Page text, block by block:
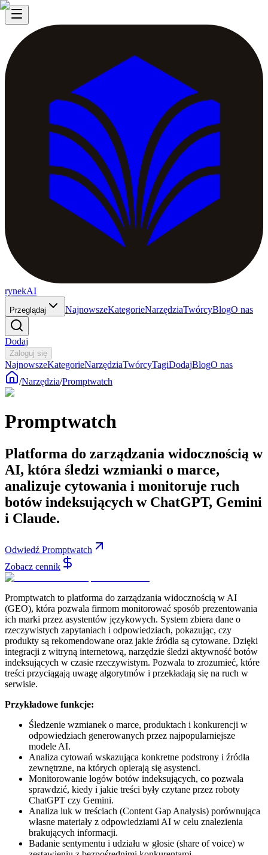
rynekAI
Przeglądaj NajnowszeKategorieNarzędziaTwórcyBlogO nas
Dodaj
Zaloguj się
NajnowszeKategorieNarzędziaTwórcyTagiDodajBlogO nas
/Narzędzia/Promptwatch
Promptwatch
Platforma do zarządzania widocznością w
AI, która śledzi wzmianki o marce,
analizuje cytowania i monitoruje ruch
botów indeksujących w ChatGPT, Gemini
i Claude.
Odwiedź Promptwatch
Zobacz cennik
Promptwatch to platforma do zarządzania widocznością w AI
(GEO), która pozwala firmom monitorować sposób prezentowania
ich marki przez asystentów językowych. System zbiera dane o
rzeczywistych zapytaniach i odpowiedziach, pokazując, czy
produkty są rekomendowane oraz jakie źródła są cytowane. Dzięki
integracji z witryną internetową, narzędzie śledzi aktywność botów
indeksujących w czasie rzeczywistym. Pozwala to zrozumieć, które
treści przyciągają uwagę algorytmów i przekładają się na ruch w
serwisie.
Przykładowe funkcje:
Śledzenie wzmianek o marce, produktach i konkurencji w
odpowiedziach generowanych przez najpopularniejsze
modele AI.
Analiza cytowań wskazująca konkretne podstrony i źródła
zewnętrzne, na których opierają się asystenci.
Monitorowanie logów botów indeksujących, co pozwala
sprawdzić, kiedy i jakie treści były czytane przez roboty
ChatGPT czy Gemini.
Analiza luk w treściach (Content Gap Analysis) porównująca
własne materiały z odpowiedziami AI w celu znalezienia
brakujących informacji.
Badanie sentymentu i udziału w głosie (share of voice) w